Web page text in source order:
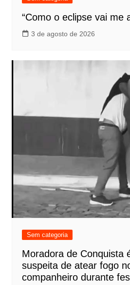
“Como o eclipse vai me
3 de agosto de 2026
Sem categoria
Moradora de Conquista
suspeita de atear fogo
companheiro durante